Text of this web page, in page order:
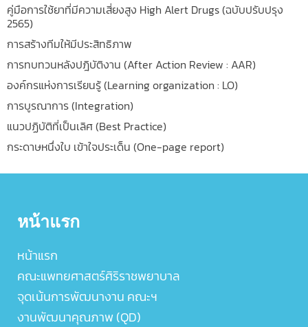
คู่มือการใช้ยาที่มีความเสี่ยงสูง High Alert Drugs (ฉบับปรับปรุง
2565)
การสร้างทีมให้มีประสิทธิภาพ
การทบทวนหลังปฎิบัติงาน (After Action Review : AAR)
องค์กรแห่งการเรียนรู้ (Learning organization : LO)
การบูรณาการ (Integration)
แนวปฏิบัติที่เป็นเลิศ (Best Practice)
กระดาษหนึ่งใบ เข้าใจประเด็น (One-page report)
หน้าแรก
หน้าแรก
คณะแพทยศาสตร์ศิริราชพยาบาล
จุดเน้นการพัฒนางาน คณะฯ
งานพัฒนาคุณภาพ (QD)